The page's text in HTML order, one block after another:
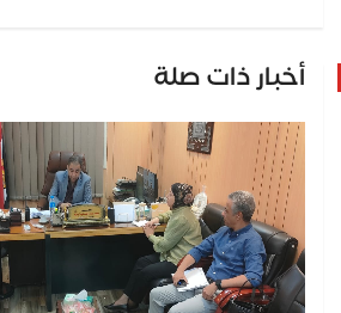
أخبار ذات صلة